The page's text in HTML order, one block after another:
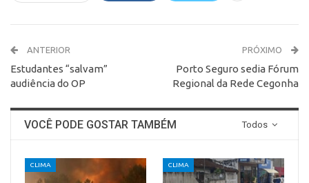
ANTERIOR
Estudantes “salvam”
audiência do OP
PRÓXIMO
Porto Seguro sedia Fórum
Regional da Rede Cegonha
Todos
VOCÊ PODE GOSTAR TAMBÉM
CLIMA CLIMA